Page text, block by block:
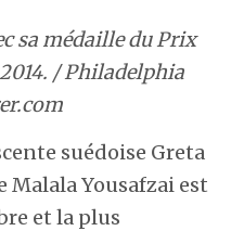
sa médaille du Prix
/ Philadelphia
suédoise Greta
Yousafzai est
et la plus